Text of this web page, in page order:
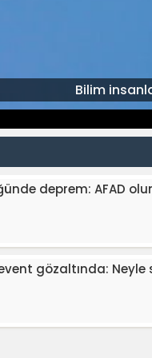
Bilim
deprem: AFAD
gözaltında: Neyle